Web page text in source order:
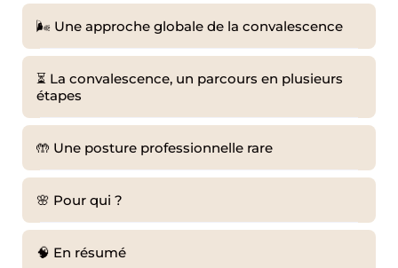
🌬️ Une approche globale de la convalescence
⏳ La convalescence, un parcours en plusieurs
étapes
🤲 Une posture professionnelle rare
🌸 Pour qui ?
🧠 En résumé